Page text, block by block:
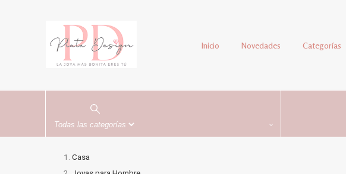
Inicio Novedades Categorías
Casa